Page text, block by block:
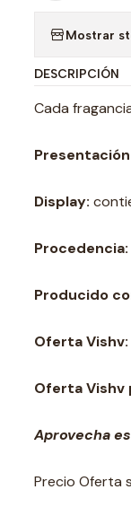
Mostrar
DESCRIPCIÓN
Cada
Display:
Procedencia:
Producido
Oferta Vishv:
Oferta Vishv
Aprovecha
Precio Oferta